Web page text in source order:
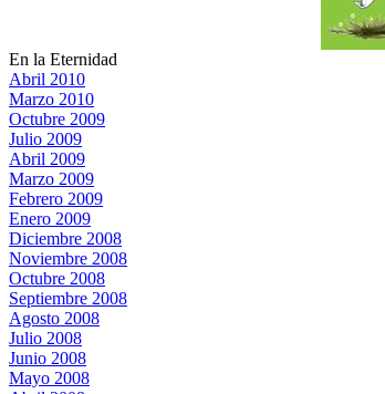
En la Eternidad
Abril 2010
Marzo 2010
Octubre 2009
Julio 2009
Abril 2009
Marzo 2009
Febrero 2009
Enero 2009
Diciembre 2008
Noviembre 2008
Octubre 2008
Septiembre 2008
Agosto 2008
Julio 2008
Junio 2008
Mayo 2008